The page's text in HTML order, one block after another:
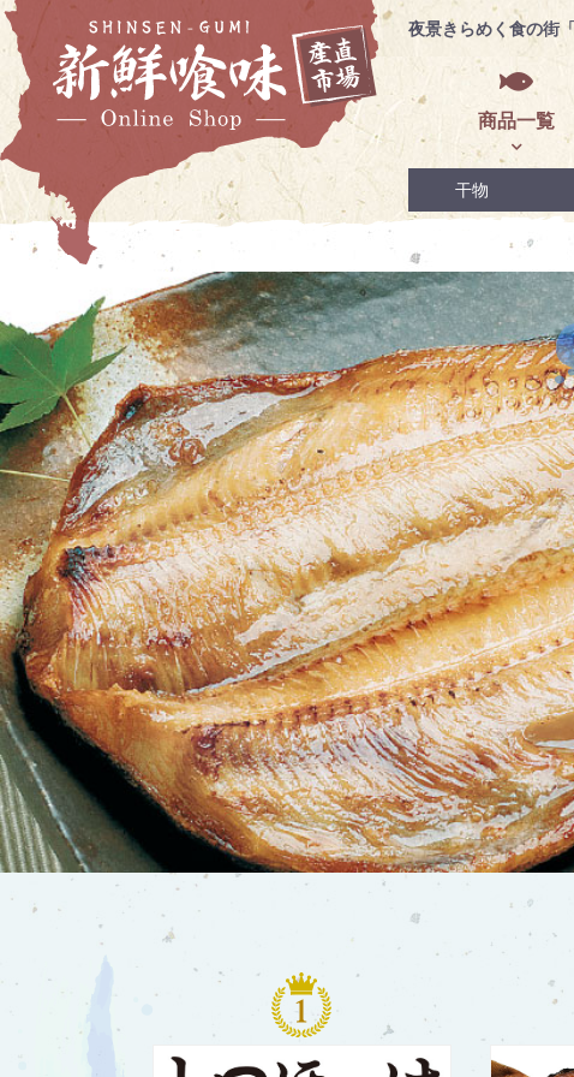
夜景きらめく食の街
商品一覧